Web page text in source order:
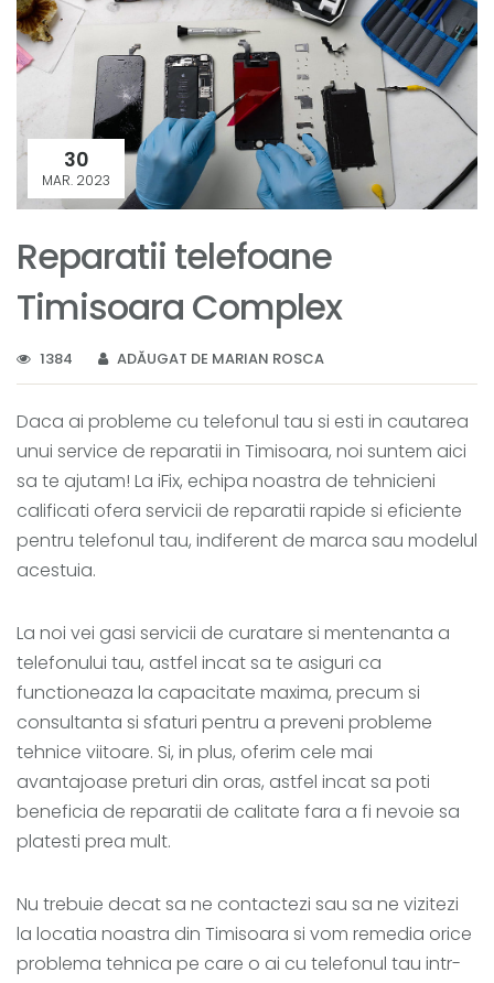
30
MAR. 2023
Reparatii telefoane
Timisoara Complex
1384 ADĂUGAT DE MARIAN ROSCA
Daca ai probleme cu telefonul tau si esti in cautarea
unui service de reparatii in Timisoara, noi suntem aici
sa te ajutam! La iFix, echipa noastra de tehnicieni
calificati ofera servicii de reparatii rapide si eficiente
pentru telefonul tau, indiferent de marca sau modelul
acestuia.
La noi vei gasi servicii de curatare si mentenanta a
telefonului tau, astfel incat sa te asiguri ca
functioneaza la capacitate maxima, precum si
consultanta si sfaturi pentru a preveni probleme
tehnice viitoare. Si, in plus, oferim cele mai
avantajoase preturi din oras, astfel incat sa poti
beneficia de reparatii de calitate fara a fi nevoie sa
platesti prea mult.
Nu trebuie decat sa ne contactezi sau sa ne vizitezi
la locatia noastra din Timisoara si vom remedia orice
problema tehnica pe care o ai cu telefonul tau intr-